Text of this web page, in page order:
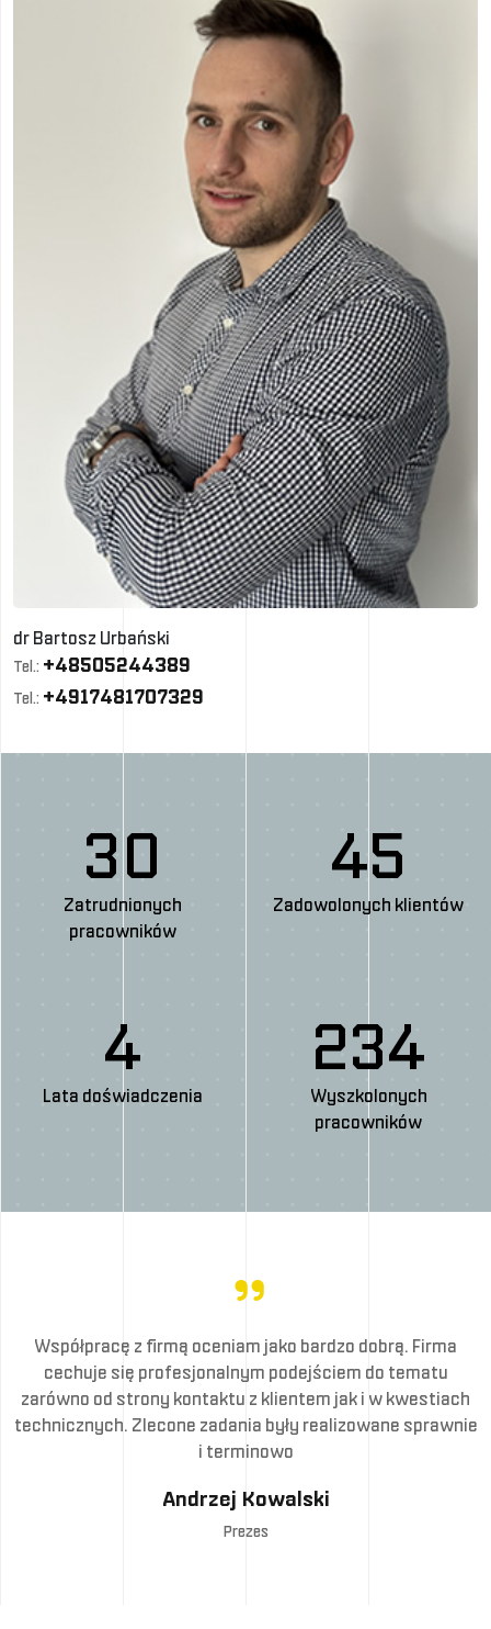
dr Bartosz Urbański
Tel.: +48505244389
Tel.: +4917481707329
30
Zatrudnionych
pracowników
45
Zadowolonych klientów
4
Lata doświadczenia
234
Wyszkolonych
pracowników
Współpracę z firmą oceniam jako bardzo dobrą. Firma
cechuje się profesjonalnym podejściem do tematu
zarówno od strony kontaktu z klientem jak i w kwestiach
technicznych. Zlecone zadania były realizowane sprawnie
i terminowo
Andrzej Kowalski
Prezes